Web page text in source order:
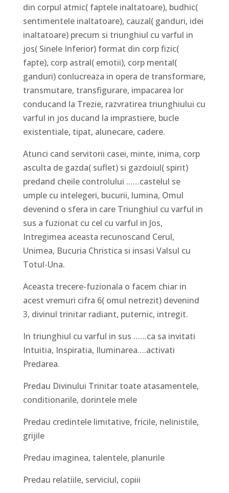
din corpul atmic( faptele inaltatoare), budhic(
sentimentele inaltatoare), cauzal( ganduri, idei
inaltatoare) precum si triunghiul cu varful in
jos( Sinele Inferior) format din corp fizic(
fapte), corp astral( emotii), corp mental(
ganduri) conlucreaza in opera de transformare,
transmutare, transfigurare, impacarea lor
conducand la Trezie, razvratirea triunghiului cu
varful in jos ducand la imprastiere, bucle
existentiale, tipat, alunecare, cadere.
Atunci cand servitorii casei, minte, inima, corp
asculta de gazda( suflet) si gazdoiul( spirit)
predand cheile controlului ……castelul se
umple cu intelegeri, bucurii, lumina, Omul
devenind o sfera in care Triunghiul cu varful in
sus a fuzionat cu cel cu varful in Jos,
Intregimea aceasta recunoscand Cerul,
Unimea, Bucuria Christica si insasi Valsul cu
Totul-Una.
Aceasta trecere-fuzionala o facem chiar in
acest vremuri cifra 6( omul netrezit) devenind
3, divinul trinitar radiant, puternic, intregit.
In triunghiul cu varful in sus ……ca sa invitati
Intuitia, Inspiratia, Iluminarea….activati
Predarea.
Predau Divinului Trinitar toate atasamentele,
conditionarile, dorintele mele
Predau credintele limitative, fricile, nelinistile,
grijile
Predau imaginea, talentele, planurile
Predau relatiile, serviciul, copiii